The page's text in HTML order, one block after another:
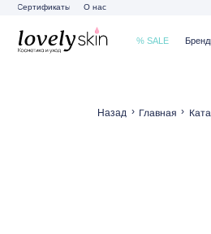
Сертификаты О нас
% SALE Бренды
Назад › Главная ›